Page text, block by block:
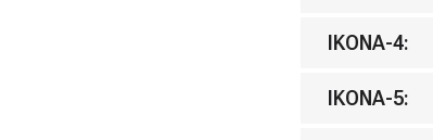
IKONA-4:
IKONA-5: